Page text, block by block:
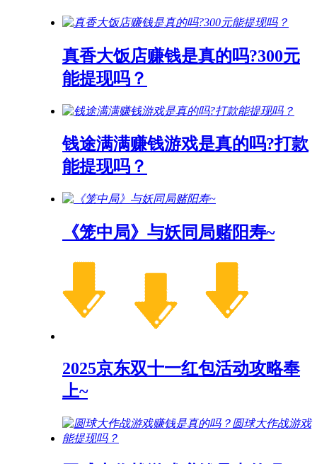
真香大饭店赚钱是真的吗?300元
能提现吗？
钱途满满赚钱游戏是真的吗?打款
能提现吗？
《笼中局》与妖同局赌阳寿~
2025京东双十一红包活动攻略奉
上~